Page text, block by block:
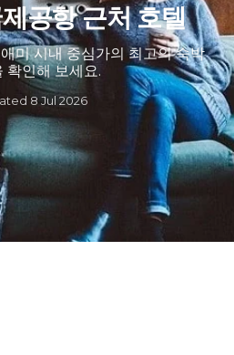
공항 근처 호텔
미 시내 중심가의 최고의 숙박
확인해 보세요.
8 Jul 2026